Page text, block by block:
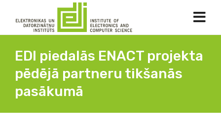
EDI piedalās ENACT projekta
pēdējā partneru tikšanās
pasākumā